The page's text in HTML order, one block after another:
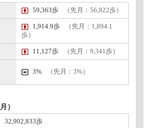
59,363歩 （先月：56,822歩）
1,914.9歩
（先月：1,894.1
歩）
11,127歩 （先月：9,341歩）
3% （先月：3%）
）
32,902,833歩